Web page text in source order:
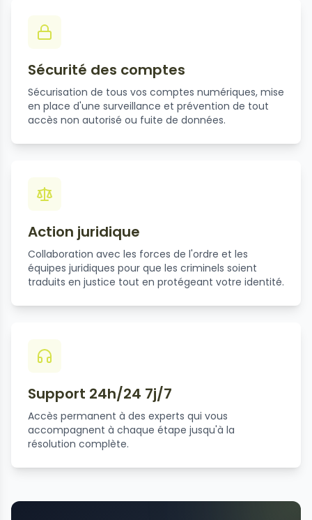
Sécurité des comptes
Sécurisation de tous vos comptes numériques, mise
en place d'une surveillance et prévention de tout
accès non autorisé ou fuite de données.
Action juridique
Collaboration avec les forces de l'ordre et les
équipes juridiques pour que les criminels soient
traduits en justice tout en protégeant votre identité.
Support 24h/24 7j/7
Accès permanent à des experts qui vous
accompagnent à chaque étape jusqu'à la
résolution complète.